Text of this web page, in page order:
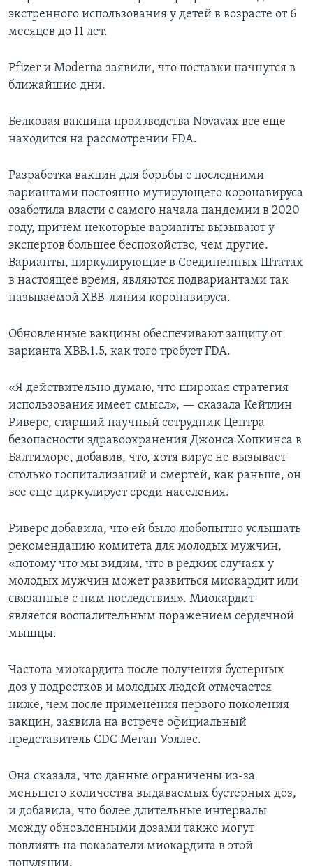
экстренного использования у детей в возрасте от 6
месяцев до 11 лет.
Pfizer и Moderna заявили, что поставки начнутся в
ближайшие дни.
Белковая вакцина производства Novavax все еще
находится на рассмотрении FDA.
Разработка вакцин для борьбы с последними
вариантами постоянно мутирующего коронавируса
озаботила власти с самого начала пандемии в 2020
году, причем некоторые варианты вызывают у
экспертов большее беспокойство, чем другие.
Варианты, циркулирующие в Соединенных Штатах
в настоящее время, являются подвариантами так
называемой XBB-линии коронавируса.
Обновленные вакцины обеспечивают защиту от
варианта XBB.1.5, как того требует FDA.
«Я действительно думаю, что широкая стратегия
использования имеет смысл», — сказала Кейтлин
Риверс, старший научный сотрудник Центра
безопасности здравоохранения Джонса Хопкинса в
Балтиморе, добавив, что, хотя вирус не вызывает
столько госпитализаций и смертей, как раньше, он
все еще циркулирует среди населения.
Риверс добавила, что ей было любопытно услышать
рекомендацию комитета для молодых мужчин,
«потому что мы видим, что в редких случаях у
молодых мужчин может развиться миокардит или
связанные с ним последствия». Миокардит
является воспалительным поражением сердечной
мышцы.
Частота миокардита после получения бустерных
доз у подростков и молодых людей отмечается
ниже, чем после применения первого поколения
вакцин, заявила на встрече официальный
представитель CDC Меган Уоллес.
Она сказала, что данные ограничены из-за
меньшего количества выдаваемых бустерных доз,
и добавила, что более длительные интервалы
между обновленными дозами также могут
повлиять на показатели миокардита в этой